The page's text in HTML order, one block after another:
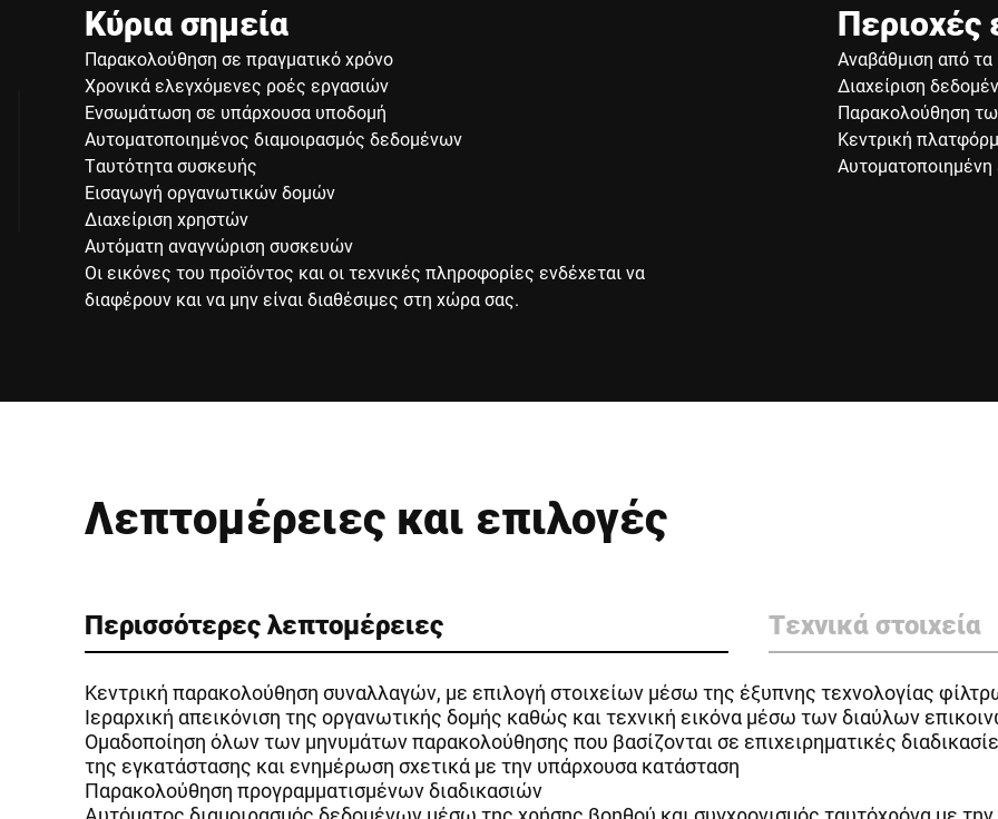
Κύρια σημεία
Παρακολούθηση σε πραγματικό χρόνο
Χρονικά ελεγχόμενες ροές εργασιών
Ενσωμάτωση σε υπάρχουσα υποδομή
Αυτοματοποιημένος διαμοιρασμός δεδομένων
Ταυτότητα συσκευής
Εισαγωγή οργανωτικών δομών
Διαχείριση χρηστών
Αυτόματη αναγνώριση συσκευών
Οι εικόνες του προϊόντος και οι τεχνικές πληροφορίες ενδέχεται να
διαφέρουν και να μην είναι διαθέσιμες στη χώρα σας.
Αναβάθμιση από τα
Διαχείριση
Παρακολούθηση
Κεντρική
Λεπτομέρειες και επιλογές
Περισσότερες λεπτομέρειες Τεχνικά στοιχεία
Κεντρική παρακολούθηση συναλλαγών, με επιλογή στοιχείων μέσω της έξυπνης τεχνολογίας
Ιεραρχική απεικόνιση της οργανωτικής δομής καθώς και τεχνική εικόνα μέσω των διαύλων
Ομαδοποίηση όλων των μηνυμάτων παρακολούθησης που βασίζονται σε επιχειρηματικές
της εγκατάστασης και ενημέρωση σχετικά με την υπάρχουσα κατάσταση
Παρακολούθηση προγραμματισμένων διαδικασιών